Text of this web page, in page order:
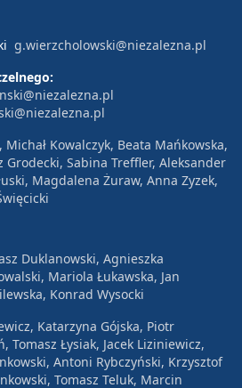
g.wierzcholowski@niezalezna.pl
Michał Kowalczyk, Beata Mańkowska,
Grodecki, Sabina Treffler, Aleksander
Magdalena Żuraw, Anna Zyzek,
Duklanowski, Agnieszka
Mariola Łukawska, Jan
Konrad Wysocki
Katarzyna Gójska, Piotr
Tomasz Łysiak, Jacek Liziniewicz,
Antoni Rybczyński, Krzysztof
Tomasz Teluk, Marcin